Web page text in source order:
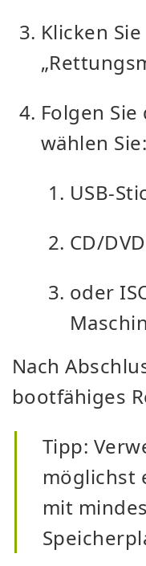
Klicken
Folgen
wählen Sie:
USB-
CD/DVD
oder
Nach
bootfähiges
Tipp:
möglichst
mit